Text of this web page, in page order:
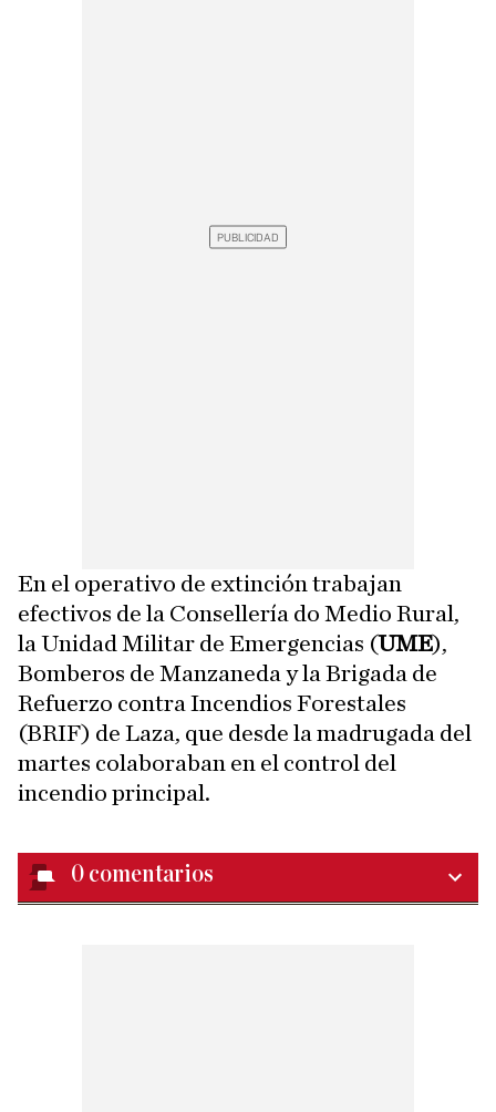
En el operativo de extinción trabajan
efectivos de la Consellería do Medio Rural,
la Unidad Militar de Emergencias (UME),
Bomberos de Manzaneda y la Brigada de
Refuerzo contra Incendios Forestales
(BRIF) de Laza, que desde la madrugada del
martes colaboraban en el control del
incendio principal.
0 comentarios